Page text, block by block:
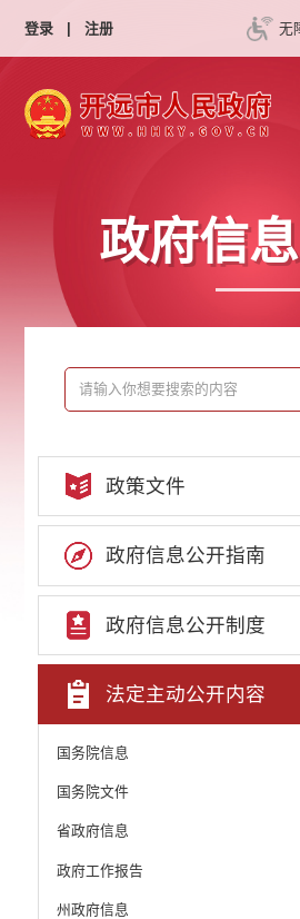
登录 | 注册 无
政府信
政策文件
政府信息公开指南
政府信息公开制度
法定主动公开内容
国务院信息
国务院文件
省政府信息
政府工作报告
州政府信息